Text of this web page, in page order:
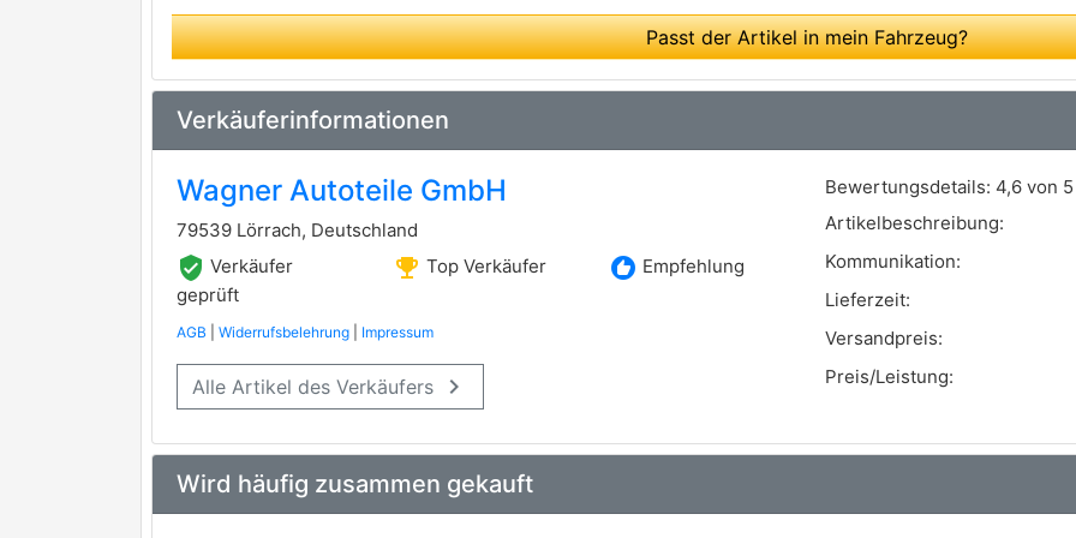
Passt der Artikel in mein Fahrzeug?
Verkäuferinformationen
Wagner Autoteile GmbH
79539 Lörrach, Deutschland
verified_user Verkäufer
geprüft
emoji_events Top Verkäufer recommend Empfehlung
AGB Widerrufsbelehrung Impressum
Alle Artikel des Verkäufers keyboard_arrow_right
Bewertungsdetails: 4,6 von 5
Artikelbeschreibung:
Kommunikation:
Lieferzeit:
Versandpreis:
Preis/Leistung:
Wird häufig zusammen gekauft